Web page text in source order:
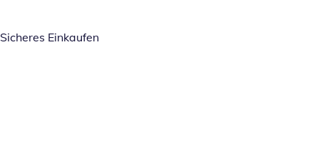
Sicheres Einkaufen